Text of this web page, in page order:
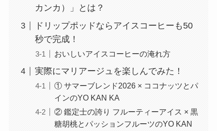
カンカ）」とは？
ドリップポッドならアイスコーヒーも50
秒で完成！
おいしいアイスコーヒーの淹れ方
実際にマリアージュを楽しんでみた！
① サマーブレンド2026 × ココナッツとパ
インのYO KAN KA
② 鑑定士の誇り フルーティーアイス × 黒
糖胡桃とパッションフルーツのYO KAN